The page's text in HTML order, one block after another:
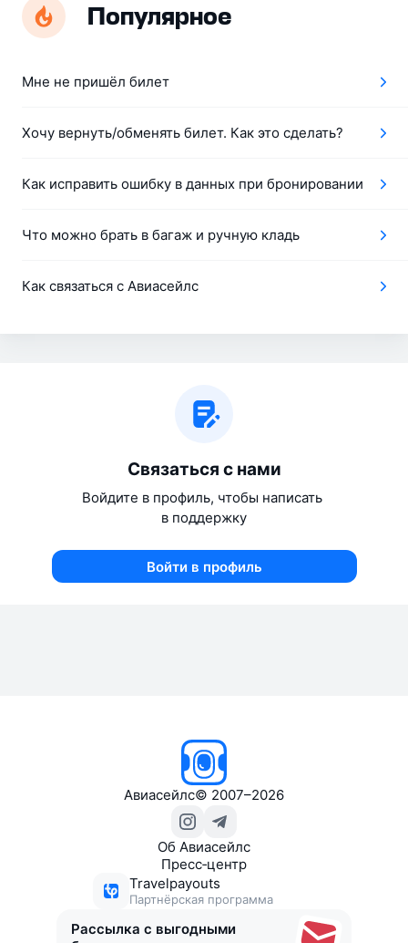
Популярное
Мне не пришёл билет
Хочу вернуть/обменять билет. Как это сделать?
Как исправить ошибку в данных при бронировании
Что можно брать в багаж и ручную кладь
Как связаться с Авиасейлс
Связаться с нами
Войдите в профиль, чтобы написать
в поддержку
Войти в профиль
Авиасейлс© 2007–2026
Об Авиасейлс
Пресс‑центр
Travelpayouts
Партнёрская программа
Рассылка с выгодными